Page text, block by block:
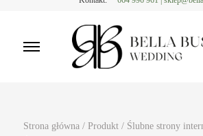
Strona główna / Produkt / Ślubne strony